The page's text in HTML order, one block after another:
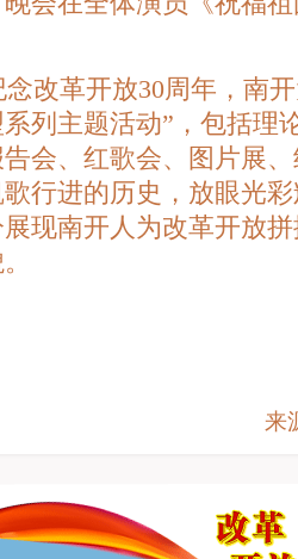
改革开放30周年，南
列主题活动”，包括理
会、红歌会、图片展
行进的历史，放眼光
现南开人为改革开放
来